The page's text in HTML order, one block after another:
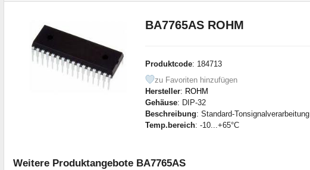
BA7765AS ROHM
Produktcode: 184713
zu Favoriten hinzufügen
Hersteller: ROHM
Gehäuse: DIP-32
Beschreibung: Standard-Tonsignalverarbeitung
Temp.bereich: -10...+65°C
Weitere Produktangebote BA7765AS